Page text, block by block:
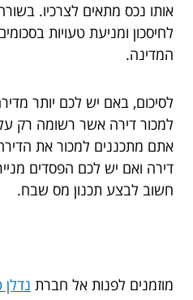
אותו נכס מתאים לצרכיו.
לחיסכון ומניעת טעויות
המדינה.
לסיכום, באם יש לכם יותר
למכור דירה אשר רשומה רק
אתם מתכננים למכור את
דירה ואם יש לכם הפסדים
חשוב לבצע תכנון מס שבח.
מוזמנים לפנות אל חברת